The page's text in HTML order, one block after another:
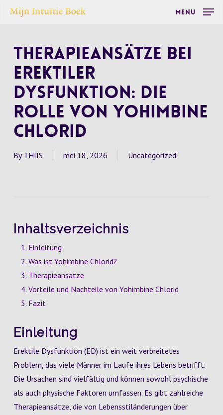
Skip
content
Menu
Therapieansätze bei
erektiler
Dysfunktion: Die
Rolle von Yohimbine
Chlorid
By THIJS mei 18, 2026 Uncategorized
Inhaltsverzeichnis
Einleitung
Was ist Yohimbine Chlorid?
Therapieansätze
Vorteile und Nachteile von Yohimbine Chlorid
Fazit
Einleitung
Erektile Dysfunktion (ED) ist ein weit verbreitetes
Problem, das viele Männer im Laufe ihres Lebens betrifft.
Die Ursachen sind vielfältig und können sowohl psychische
als auch physische Faktoren umfassen. Es gibt zahlreiche
Therapieansätze, die von Lebensstiländerungen über